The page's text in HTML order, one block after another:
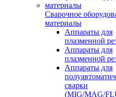
Сварочное
материалы
Аппараты для
плазменной
Аппараты для
плазменной
Аппараты для
сварки
(MIG/MAG/